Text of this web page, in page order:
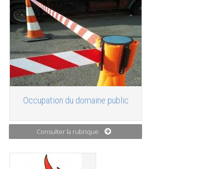
Occupation du domaine public
Consulter la rubrique